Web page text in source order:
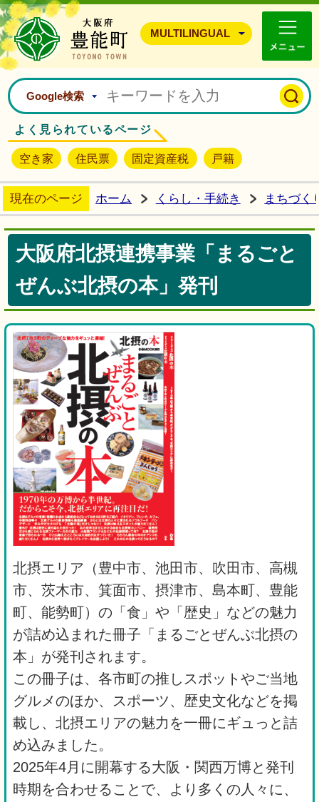
豊能町ホームページ
MULTILINGUAL
Google検索
よく見られているページ
空き家 住民票 固定資産税 戸籍
現在のページ ホーム くらし・手続き まちづく
大阪府北摂連携事業「まるごと
ぜんぶ北摂の本」発刊
北摂エリア（豊中市、池田市、吹田市、高槻
市、茨木市、箕面市、摂津市、島本町、豊能
町、能勢町）の「食」や「歴史」などの魅力
が詰め込まれた冊子「まるごとぜんぶ北摂の
本」が発刊されます。
この冊子は、各市町の推しスポットやご当地
グルメのほか、スポーツ、歴史文化などを掲
載し、北摂エリアの魅力を一冊にギュっと詰
め込みました。
2025年4月に開幕する大阪・関西万博と発刊
時期を合わせることで、より多くの人々に、